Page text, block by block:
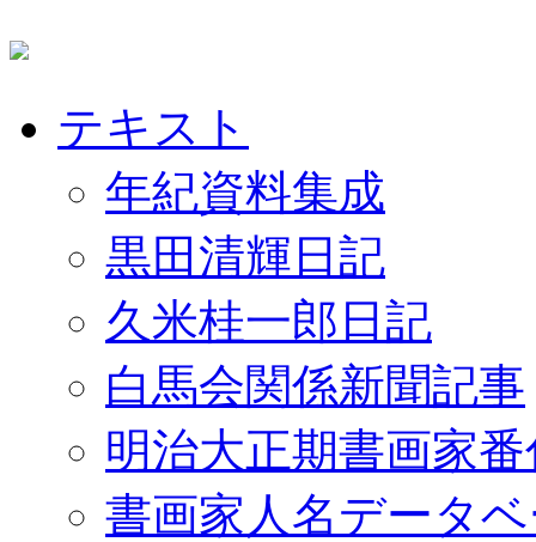
テキスト
年紀資料集成
黒田清輝日記
久米桂一郎日記
白馬会関係新聞記事
明治大正期書画家
書画家人名データ